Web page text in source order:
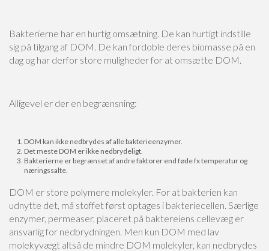
Bakterierne har en hurtig omsætning. De kan hurtigt indstille
sig på tilgang af DOM. De kan fordoble deres biomasse på en
dag og har derfor store muligheder for at omsætte DOM.
Alligevel er der en begrænsning:
DOM kan ikke nedbrydes af alle bakterieenzymer.
Det meste DOM er ikke nedbrydeligt.
Bakterierne er begrænset af andre faktorer end føde fx temperatur og
næringssalte.
DOM er store polymere molekyler. For at bakterien kan
udnytte det, må stoffet først optages i bakteriecellen. Særlige
enzymer, permeaser, placeret på baktereiens cellevæg er
ansvarlig for nedbrydningen. Men kun DOM med lav
molekyvægt altså de mindre DOM molekyler, kan nedbrydes